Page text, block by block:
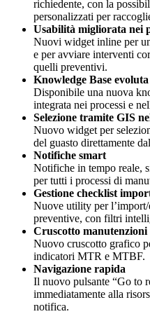
richiedente, con la
personalizzati per
Usabilità migliorata nei
Nuovi widget inline per
e per avviare interventi
quelli preventivi.
Knowledge Base evoluta
Disponibile una nuova
integrata nei processi e
Selezione tramite GIS
Nuovo widget per
del guasto direttamente
Notifiche smart
Notifiche in tempo reale,
per tutti i processi di
Gestione checklist
Nuove utility per
preventive, con filtri
Cruscotto manutenzioni
Nuovo cruscotto grafico
indicatori MTR e MTBF.
Navigazione rapida
Il nuovo pulsante “Go to
immediatamente alla
notifica.